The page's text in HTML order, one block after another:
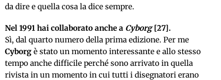
da dire e quella cosa la dice sempre.
Nel 1991 hai collaborato anche a Cyborg[27].
Sì, dal quarto numero della prima edizione. Per me
Cyborg è stato un momento interessante e allo stesso
tempo anche difficile perché sono arrivato in quella
rivista in un momento in cui tutti i disegnatori erano